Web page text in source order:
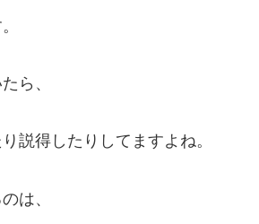
ら、
説得したりしてますよね。
は、